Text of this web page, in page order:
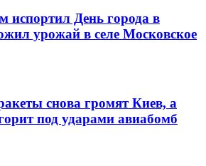
испортил День города в
урожай в селе Московское
снова громят Киев, а
под ударами авиабомб